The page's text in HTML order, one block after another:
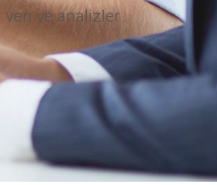
veri ve analizler